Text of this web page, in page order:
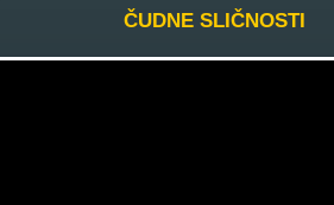
ČUDNE SLIČNOSTI